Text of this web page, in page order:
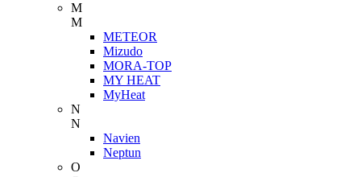
M
M
METEOR
Mizudo
MORA-TOP
MY HEAT
MyHeat
N
N
Navien
Neptun
O